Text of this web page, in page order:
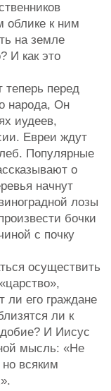
облике к ним
на земле
И как это
теперь перед
народа, Он
иудеев,
Евреи ждут
Популярные
о
начнут
лозы
бочки
с почку
осуществить
ли его граждане
ли к
И Иисус
мысль: «Не
всяким